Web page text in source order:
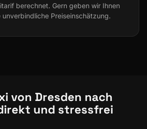
berechnet. Gern geben wir Ihnen
unverbindliche Preiseinschätzung.
von Dresden nach
und stressfrei